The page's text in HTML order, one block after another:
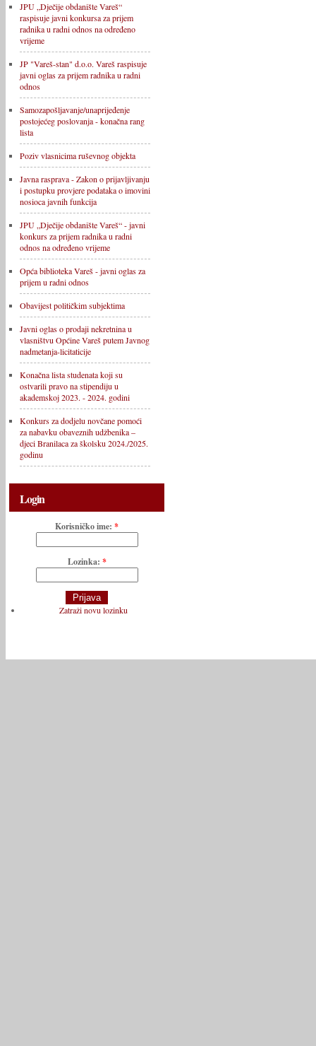
JPU „Dječije obdanište Vareš“
raspisuje javni konkursa za prijem
radnika u radni odnos na određeno
vrijeme
JP "Vareš-stan" d.o.o. Vareš raspisuje
javni oglas za prijem radnika u radni
odnos
Samozapošljavanje/unaprijeđenje
postojećeg poslovanja - konačna rang
lista
Poziv vlasnicima ruševnog objekta
Javna rasprava - Zakon o prijavljivanju
i postupku provjere podataka o imovini
nosioca javnih funkcija
JPU „Dječije obdanište Vareš“ - javni
konkurs za prijem radnika u radni
odnos na određeno vrijeme
Opća biblioteka Vareš - javni oglas za
prijem u radni odnos
Obavijest političkim subjektima
Javni oglas o prodaji nekretnina u
vlasništvu Općine Vareš putem Javnog
nadmetanja-licitaticije
Konačna lista studenata koji su
ostvarili pravo na stipendiju u
akademskoj 2023. - 2024. godini
Konkurs za dodjelu novčane pomoći
za nabavku obaveznih udžbenika –
djeci Branilaca za školsku 2024./2025.
godinu
Login
Korisničko ime: *
Lozinka: *
Zatraži novu lozinku